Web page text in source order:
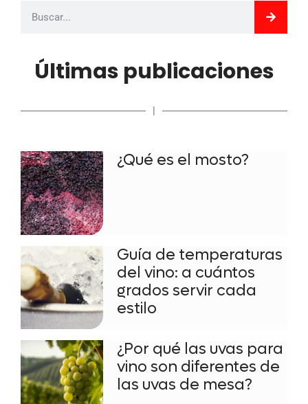
Últimas publicaciones
|
¿Qué es el mosto?
Guía de temperaturas
del vino: a cuántos
grados servir cada
estilo
¿Por qué las uvas para
vino son diferentes de
las uvas de mesa?